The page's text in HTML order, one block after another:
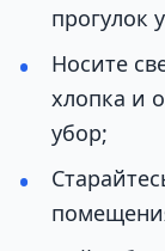
прогулок
Носите
хлопка и
убор;